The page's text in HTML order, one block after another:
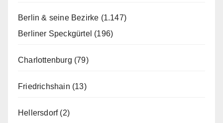
Berlin & seine Bezirke (1.147)
Berliner Speckgürtel (196)
Charlottenburg (79)
Friedrichshain (13)
Hellersdorf(2)